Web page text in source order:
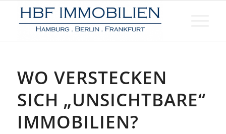
WO VERSTECKEN
SICH „UNSICHTBARE“
IMMOBILIEN?